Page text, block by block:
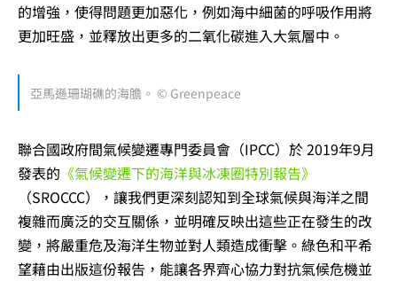
的增強，使得問題更加惡化，例如海中細菌的呼吸作用將
更加旺盛，並釋放出更多的二氧化碳進入大氣層中。
亞馬遜珊瑚礁的海膽。 © Greenpeace
聯合國政府間氣候變遷專門委員會（IPCC）於 2019年9月
發表的 《氣候變遷下的海洋與冰凍圈特別報告》
（SROCCC），讓我們更深刻認知到全球氣候與海洋之間
複雜而廣泛的交互關係，並明確反映出這些正在發生的改
變，將嚴重危及海洋生物並對人類造成衝擊。綠色和平希
望藉由出版這份報告，能讓各界齊心協力對抗氣候危機並